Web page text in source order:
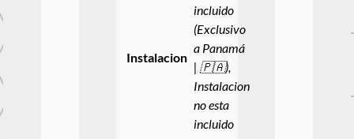
Instalacion
incluido
(Exclusivo
a Panamá
| 🇵🇦),
Instalacion
no esta
incluido